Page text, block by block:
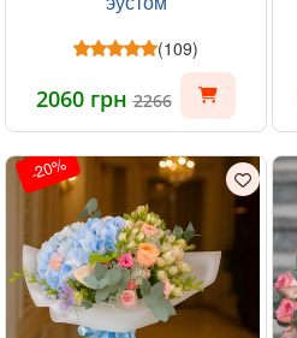
(109)
2060 грн2266
-20%